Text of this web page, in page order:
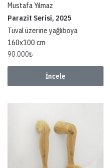
Mustafa Yılmaz
Parazit Serisi, 2025
Tuval üzerine yağlıboya
160x100 cm
90.000₺
İncele